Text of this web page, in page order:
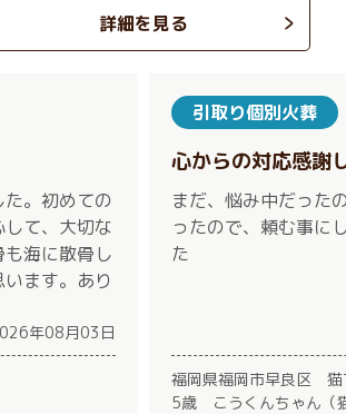
詳細を見る
。初めての
て、大切な
海に散骨し
ます。あり
年08月03日
引取り個別火葬
心からの対応感謝
まだ、悩み中だった
ったので、頼む事に
た
福岡県福岡市早良区 猫
5歳 こうくんちゃん（